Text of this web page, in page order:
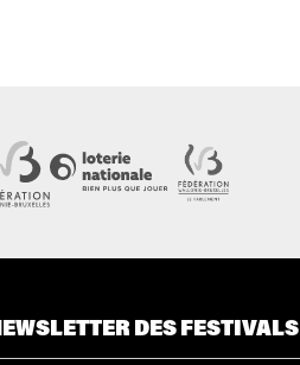
DES FESTIVALS